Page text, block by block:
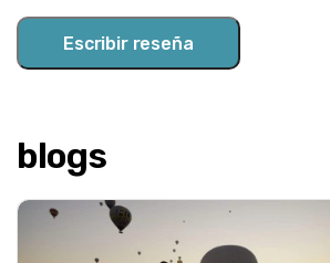
James O'Connor
Noah Dupont
Escribir reseña
blogs